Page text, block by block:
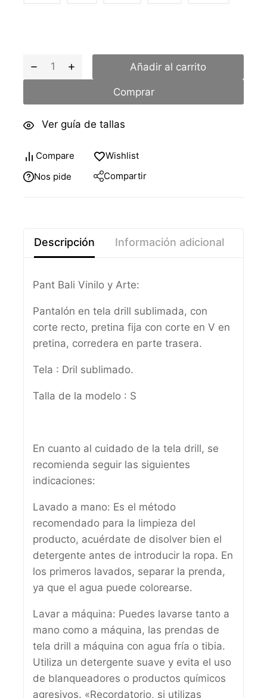
Añadir al carrito
Comprar
Ver guía de tallas
Compare
Wishlist
Nos pide
Compartir
Descripción Información adicional
Pant Bali Vinilo y Arte:
Pantalón en tela drill sublimada, con
corte recto, pretina fija con corte en V en
pretina, corredera en parte trasera.
Tela : Dril sublimado.
Talla de la modelo : S
En cuanto al cuidado de la tela drill, se
recomienda seguir las siguientes
indicaciones:
Lavado a mano: Es el método
recomendado para la limpieza del
producto, acuérdate de disolver bien el
detergente antes de introducir la ropa. En
los primeros lavados, separar la prenda,
ya que el agua puede colorearse.
Lavar a máquina: Puedes lavarse tanto a
mano como a máquina, las prendas de
tela drill a máquina con agua fría o tibia.
Utiliza un detergente suave y evita el uso
de blanqueadores o productos químicos
agresivos. «Recordatorio, si utilizas